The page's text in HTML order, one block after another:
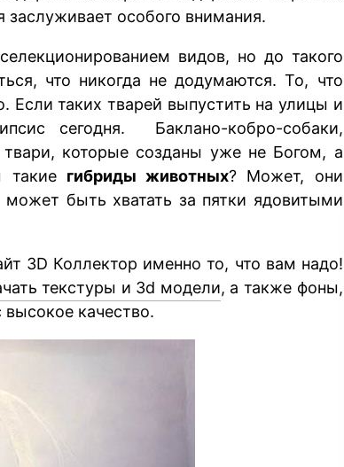
особого внимания.
видов, но до такого
что никогда не додумаются. То, что
Если таких тварей выпустить на улицы и
сегодня. Баклано-кобро-собаки,
которые созданы уже не Богом, а
такие гибриды животных? Может, они
быть хватать за пятки ядовитыми
3D Коллектор именно то, что вам надо!
текстуры и 3d модели, а также фоны,
качество.